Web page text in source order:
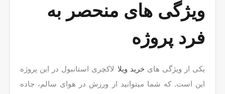
ویژگی های منحصر به
فرد پروژه
یکی از ویژگی های خرید ویلا لاکچری استانبول در این پروژه
این است. که شما میتوانید از ورزش در هوای سالم، جاده